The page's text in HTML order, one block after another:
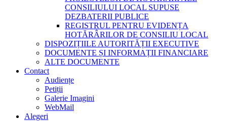
CONSILIULUI LOCAL SUPUSE
DEZBATERII PUBLICE
REGISTRUL PENTRU EVIDENȚA
HOTĂRÂRILOR DE CONSILIU LOCAL
DISPOZIȚIILE AUTORITĂȚII EXECUTIVE
DOCUMENTE ȘI INFORMAȚII FINANCIARE
ALTE DOCUMENTE
Contact
Audiențe
Petiții
Galerie Imagini
WebMail
Alegeri